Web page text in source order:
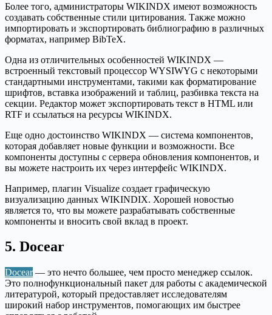
Более того, администраторы WIKINDX имеют возможность
создавать собственные стили цитирования. Также можно
импортировать и экспортировать библиографию в различных
форматах, например BibTeX.
Одна из отличительных особенностей WIKINDX —
встроенный текстовый процессор WYSIWYG с некоторыми
стандартными инструментами, такими как форматирование
шрифтов, вставка изображений и таблиц, разбивка текста на
секции. Редактор может экспортировать текст в HTML или
RTF и ссылаться на ресурсы WIKINDX.
Еще одно достоинство WIKINDX — система компонентов,
которая добавляет новые функции и возможности. Все
компоненты доступны с сервера обновления компонентов, и
вы можете настроить их через интерфейс WIKINDX.
Например, плагин Visualize создает графическую
визуализацию данных WIKINDIX. Хорошей новостью
является то, что вы можете разрабатывать собственные
компоненты и вносить свой вклад в проект.
5. Docear
Docear — это нечто большее, чем просто менеджер ссылок.
Это полнофункциональный пакет для работы с академической
литературой, который предоставляет исследователям
широкий набор инструментов, помогающих им быстрее